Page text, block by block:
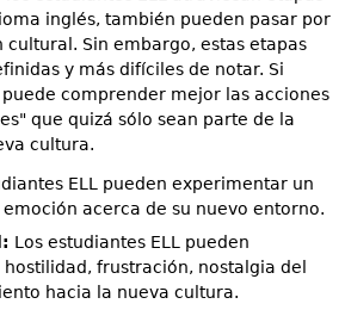
inglés, también pueden pasar por
cultural. Sin embargo, estas etapas
y más difíciles de notar. Si
comprender mejor las acciones
que quizá sólo sean parte de la
cultura.
ELL pueden experimentar un
acerca de su nuevo entorno.
Los estudiantes ELL pueden
frustración, nostalgia del
hacia la nueva cultura.